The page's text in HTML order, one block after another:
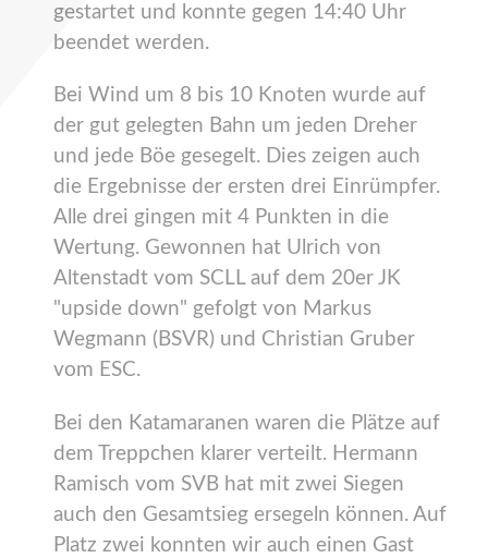
gestartet und konnte gegen 14:40 Uhr
beendet werden.
Bei Wind um 8 bis 10 Knoten wurde auf
der gut gelegten Bahn um jeden Dreher
und jede Böe gesegelt. Dies zeigen auch
die Ergebnisse der ersten drei Einrümpfer.
Alle drei gingen mit 4 Punkten in die
Wertung. Gewonnen hat Ulrich von
Altenstadt vom SCLL auf dem 20er JK
"upside down" gefolgt von Markus
Wegmann (BSVR) und Christian Gruber
vom ESC.
Bei den Katamaranen waren die Plätze auf
dem Treppchen klarer verteilt. Hermann
Ramisch vom SVB hat mit zwei Siegen
auch den Gesamtsieg ersegeln können. Auf
Platz zwei konnten wir auch einen Gast